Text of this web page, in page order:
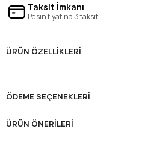
Taksit İmkanı
Peşin fiyatına 3 taksit.
ÜRÜN ÖZELLIKLERI
ÖDEME SEÇENEKLERI
ÜRÜN ÖNERILERI